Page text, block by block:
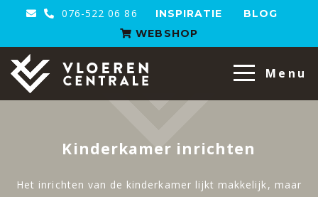
076-522 06 86 INSPIRATIE
BLOG
WEBSHOP
VloerenCentrale
Menu
Kinderkamer inrichten
Het inrichten van de kinderkamer lijkt makkelijk, maar